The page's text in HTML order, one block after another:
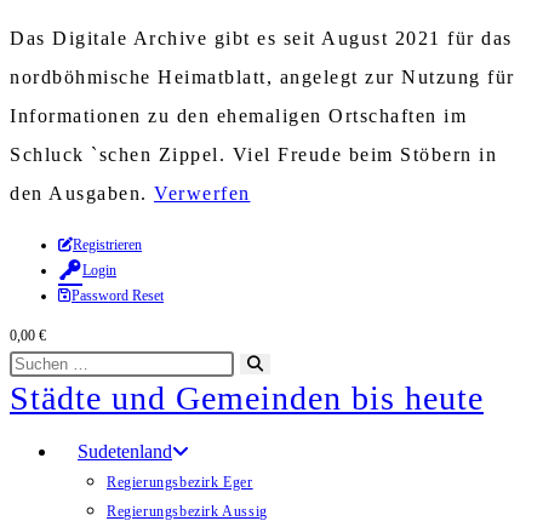
Das Digitale Archive gibt es seit August 2021 für das
nordböhmische Heimatblatt, angelegt zur Nutzung für
Informationen zu den ehemaligen Ortschaften im
Schluck `schen Zippel. Viel Freude beim Stöbern in
den Ausgaben. Verwerfen
Zum
Inhalt
springen
Registrieren
Login
Password Reset
0,00 €
Diese
Website
durchsuchen
starten
Städte und Gemeinden bis heute
Sudetenland
Regierungsbezirk Eger
Regierungsbezirk Aussig